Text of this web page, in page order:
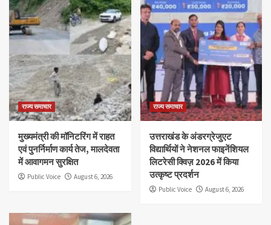
राज्य समाचार
मुख्यमंत्री की मॉनिटरिंग में राहत
एवं पुनर्निर्माण कार्य तेज, मालदेवता
में आवागमन सुरक्षित
Public Voice August 6, 2026
राज्य समाचार
उत्तराखंड के अंडरग्रेजुएट
विद्यार्थियों ने नेशनल फाइनेंशियल
लिटरेसी क्विज़ 2026 में किया
उत्कृष्ट प्रदर्शन
Public Voice August 6, 2026